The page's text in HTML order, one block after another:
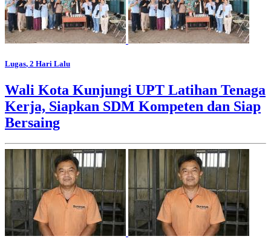
Lugas, 2 Hari Lalu
Wali Kota Kunjungi UPT Latihan Tenaga
Kerja, Siapkan SDM Kompeten dan Siap
Bersaing